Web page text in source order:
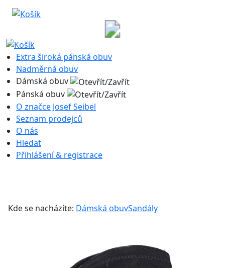
Extra široká pánská obuv
Nadměrná obuv
Dámská obuv
Pánská obuv
O značce Josef Seibel
Seznam prodejců
O nás
Hledat
Přihlášení & registrace
Kde se nacházíte: Dámská obuvSandály